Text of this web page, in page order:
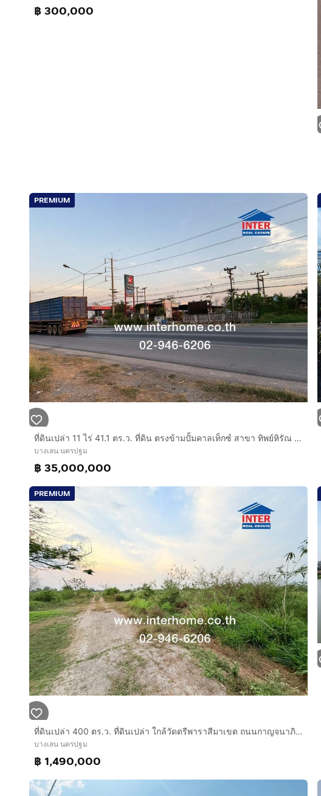
฿ 300,000
PREMIUM
ที่ดินเปล่า 11 ไร่ 41.1 ตร.ว. ที่ดิน ตรงข้ามปั้มคาลเท็กซ์ สาขา ทิพย์หิรัณ ปิโตรเลียม ที่ดินถนนปทุมธานี-บางเลน บางเลน นครปฐม
บางเลน นครปฐม
฿ 35,000,000
PREMIUM
ที่ดินเปล่า 400 ตร.ว. ที่ดินเปล่า ใกล้วัดตรีพาราสีมาเขต ถนนกาญจนาภิเษก ถนนบางบัวทอง-สุพรรณบุรี บางเลน นครปฐม
บางเลน นครปฐม
฿ 1,490,000